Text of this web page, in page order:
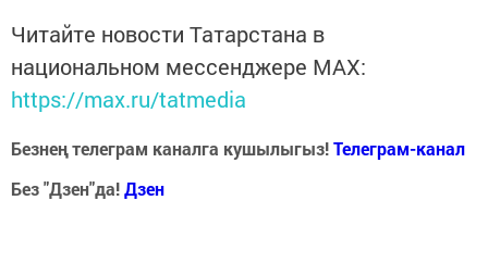
Читайте новости Татарстана в
национальном мессенджере MАХ:
https://max.ru/tatmedia
Безнең телеграм каналга кушылыгыз!Телеграм-канал
Без "Дзен"да!Дзен